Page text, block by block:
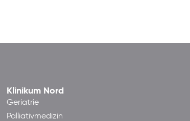
Klinikum Nord
Geriatrie
Palliativmedizin